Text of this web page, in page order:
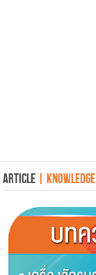
ARTICLE | KNOWLEDGE